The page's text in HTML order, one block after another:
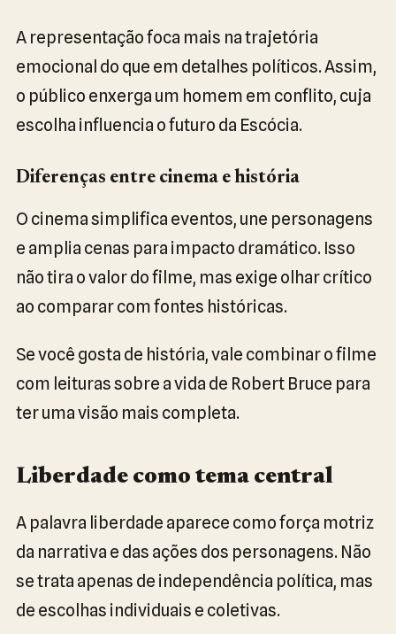
A representação foca mais na trajetória
emocional do que em detalhes políticos. Assim,
o público enxerga um homem em conflito, cuja
escolha influencia o futuro da Escócia.
Diferenças entre cinema e história
O cinema simplifica eventos, une personagens
e amplia cenas para impacto dramático. Isso
não tira o valor do filme, mas exige olhar crítico
ao comparar com fontes históricas.
Se você gosta de história, vale combinar o filme
com leituras sobre a vida de Robert Bruce para
ter uma visão mais completa.
Liberdade como tema central
A palavra liberdade aparece como força motriz
da narrativa e das ações dos personagens. Não
se trata apenas de independência política, mas
de escolhas individuais e coletivas.